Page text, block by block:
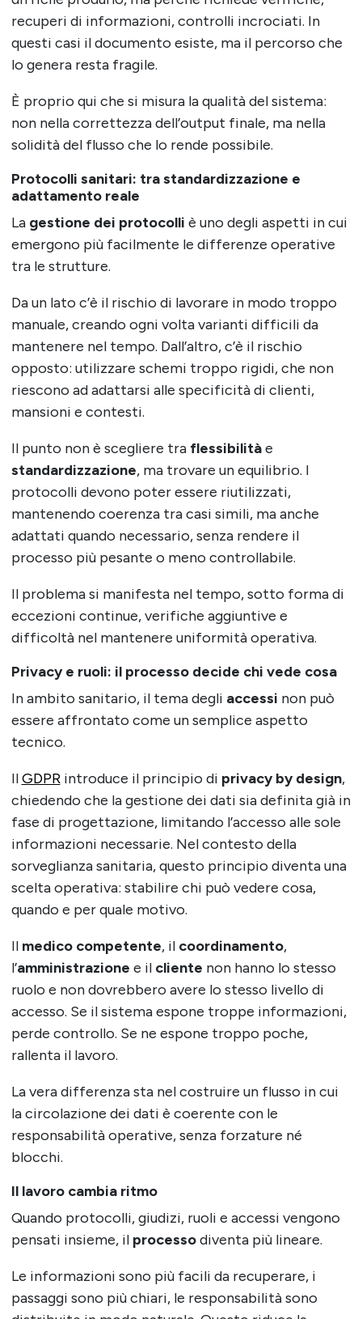
recuperi di informazioni, controlli incrociati. In
questi casi il documento esiste, ma il percorso che
lo genera resta fragile.
È proprio qui che si misura la qualità del sistema:
non nella correttezza dell’output finale, ma nella
solidità del flusso che lo rende possibile.
Protocolli sanitari: tra standardizzazione e
adattamento reale
La gestione dei protocolli è uno degli aspetti in cui
emergono più facilmente le differenze operative
tra le strutture.
Da un lato c’è il rischio di lavorare in modo troppo
manuale, creando ogni volta varianti difficili da
mantenere nel tempo. Dall’altro, c’è il rischio
opposto: utilizzare schemi troppo rigidi, che non
riescono ad adattarsi alle specificità di clienti,
mansioni e contesti.
Il punto non è scegliere tra flessibilitàe
standardizzazione, ma trovare un equilibrio. I
protocolli devono poter essere riutilizzati,
mantenendo coerenza tra casi simili, ma anche
adattati quando necessario, senza rendere il
processo più pesante o meno controllabile.
Il problema si manifesta nel tempo, sotto forma di
eccezioni continue, verifiche aggiuntive e
difficoltà nel mantenere uniformità operativa.
Privacy e ruoli: il processo decide chi vede cosa
In ambito sanitario, il tema degli accessi non può
essere affrontato come un semplice aspetto
tecnico.
IlGDPRintroduce il principio di privacy by design,
chiedendo che la gestione dei dati sia definita già in
fase di progettazione, limitando l’accesso alle sole
informazioni necessarie. Nel contesto della
sorveglianza sanitaria, questo principio diventa una
scelta operativa: stabilire chi può vedere cosa,
quando e per quale motivo.
Il medico competente, il coordinamento,
l’amministrazione e il cliente non hanno lo stesso
ruolo e non dovrebbero avere lo stesso livello di
accesso. Se il sistema espone troppe informazioni,
perde controllo. Se ne espone troppo poche,
rallenta il lavoro.
La vera differenza sta nel costruire un flusso in cui
la circolazione dei dati è coerente con le
responsabilità operative, senza forzature né
blocchi.
Il lavoro cambia ritmo
Quando protocolli, giudizi, ruoli e accessi vengono
pensati insieme, il processodiventa più lineare.
Le informazioni sono più facili da recuperare, i
passaggi sono più chiari, le responsabilità sono